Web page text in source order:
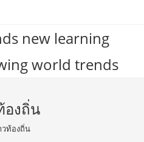
new learning
world trends
องถิ่น
วท้องถิ่น